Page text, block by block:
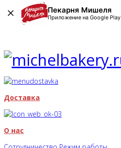
Доставка
О нас
Пекарня Мишеля
Приложение на Google Play